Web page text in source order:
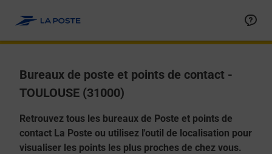
Bureaux de poste et points de contact -
TOULOUSE (31000)
Retrouvez tous les bureaux de Poste et points de
contact La Poste ou utilisez l'outil de localisation pour
visualiser les points les plus proches de chez vous.